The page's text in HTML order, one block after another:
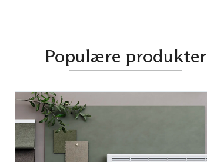
Populære produkter